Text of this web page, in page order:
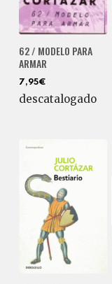
62 / MODELO PARA
ARMAR
7,95€
descatalogado